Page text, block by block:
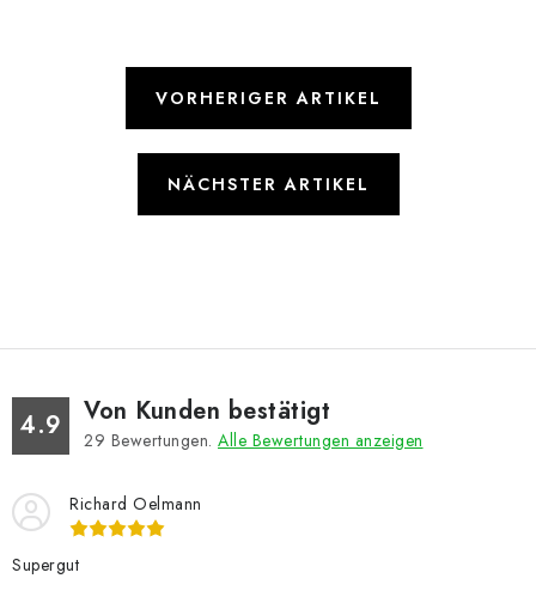
VORHERIGER ARTIKEL
NÄCHSTER ARTIKEL
4.9 Von Kunden bestätigt
29 Bewertungen. Alle Bewertungen anzeigen
Richard Oelmann
Supergut